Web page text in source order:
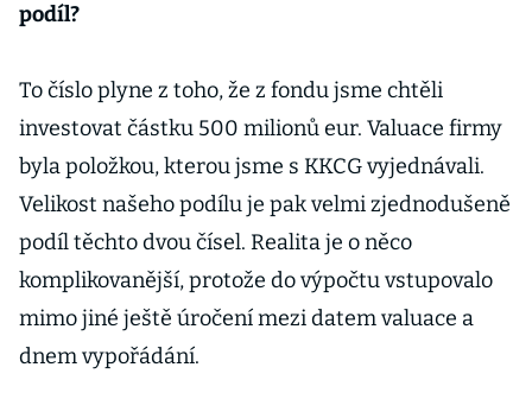
podíl?
To číslo plyne z toho, že z fondu jsme chtěli
investovat částku 500 milionů eur. Valuace firmy
byla položkou, kterou jsme s KKCG vyjednávali.
Velikost našeho podílu je pak velmi zjednodušeně
podíl těchto dvou čísel. Realita je o něco
komplikovanější, protože do výpočtu vstupovalo
mimo jiné ještě úročení mezi datem valuace a
dnem vypořádání.